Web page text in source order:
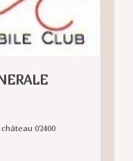
02400